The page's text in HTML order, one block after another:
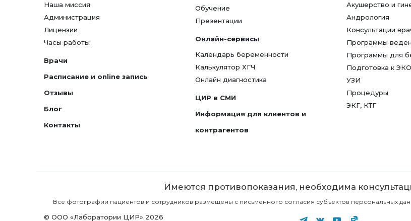
Наша миссия
Администрация
Лицензии
Часы работы
Врачи
Расписание и online запись
Отзывы
Блог
Контакты
Обучение
Презентации
Онлайн-сервисы
Календарь беременности
Калькулятор ХГЧ
Онлайн диагностика
ЦИР в СМИ
Информация для клиентов и
контрагентов
Акушерство и
Андрология
Консультации
Программы
Программы для
Подготовка к ЭКО
УЗИ
Процедуры
ЭКГ, КТГ
Имеются противопоказания, необходима
Все фотографии пациентов и сотрудников размещены с письменного согласия субъектов персональных
© ООО «Лаборатории ЦИР» 2026